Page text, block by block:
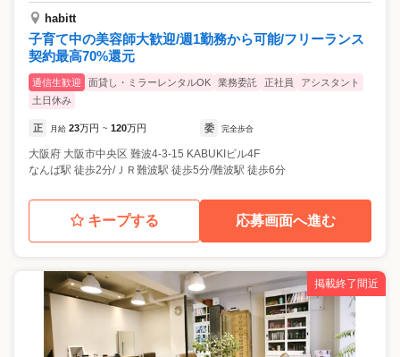
habitt
子育て中の美容師大歓迎/週1勤務から可能/フリーランス
契約最高70%還元
通信生歓迎 面貸し・ミラーレンタルOK 業務委託 正社員
アシスタント
土日休み
正 月給 23万円 ~ 120万円 委 完全歩合
大阪府 大阪市中央区 難波4-3-15 KABUKIビル4F
なんば駅 徒歩2分/ＪＲ難波駅 徒歩5分/難波駅 徒歩6分
キープする 応募画面へ進む
掲載終了間近